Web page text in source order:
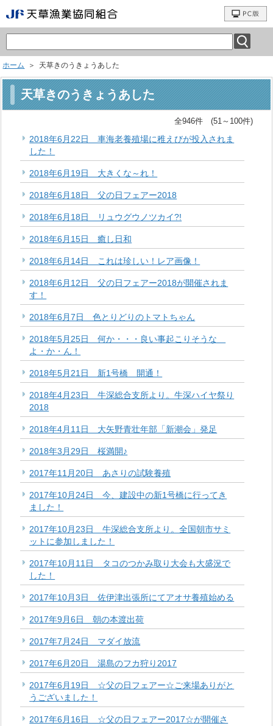
ホーム ＞ 天草きのうきょうあした
天草きのうきょうあした
全946件 (51～100件)
2018年6月22日 車海老養殖場に稚えびが投入されま
した！
2018年6月19日 大きくな～れ！
2018年6月18日 父の日フェアー2018
2018年6月18日 リュウグウノツカイ?!
2018年6月15日 癒し日和
2018年6月14日 これは珍しい！レア画像！
2018年6月12日 父の日フェアー2018が開催されま
す！
2018年6月7日 色とりどりのトマトちゃん
2018年5月25日 何か・・・良い事起こりそうな
よ・か・ん！
2018年5月21日 新1号橋 開通！
2018年4月23日 牛深総合支所より。牛深ハイヤ祭り
2018
2018年4月11日 大矢野青壮年部「新潮会」発足
2018年3月29日 桜満開♪
2017年11月20日 あさりの試験養殖
2017年10月24日 今、建設中の新1号橋に行ってき
ました！
2017年10月23日 牛深総合支所より。全国朝市サミ
ットに参加しました！
2017年10月11日 タコのつかみ取り大会も大盛況で
した！
2017年10月3日 佐伊津出張所にてアオサ養殖始める
2017年9月6日 朝の本渡出荷
2017年7月24日 マダイ放流
2017年6月20日 湯島のフカ狩り2017
2017年6月19日 ☆父の日フェアー☆ご来場ありがと
うございました！
2017年6月16日 ☆父の日フェアー2017☆が開催さ